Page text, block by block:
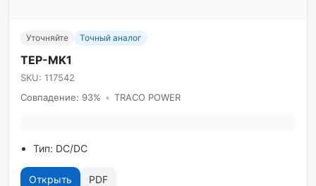
Уточняйте Точный аналог
TEP-MK1
SKU: 117542
Совпадение: 93% • TRACO POWER
Тип: DC/DC
Открыть PDF